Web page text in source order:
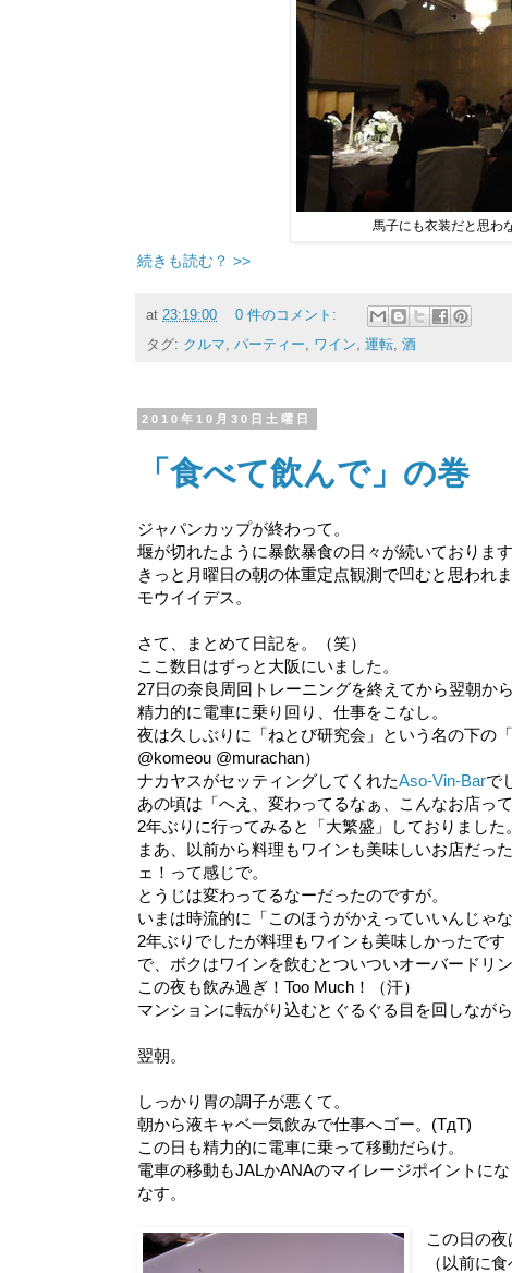
馬子にも衣装だと思わ
続きも読む？ >>
at 23:19:00
0 件のコメント:
タグ: クルマ, パーティー, ワイン, 運転, 酒
2010年10月30日土曜日
「食べて飲んで」の巻
ジャパンカップが終わって。
堰が切れたように暴飲暴食の日々が続いております
きっと月曜日の朝の体重定点観測で凹むと思われま
モウイイデス。
さて、まとめて日記を。（笑）
ここ数日はずっと大阪にいました。
27日の奈良周回トレーニングを終えてから翌朝から
精力的に電車に乗り回り、仕事をこなし。
夜は久しぶりに「ねとび研究会」という名の下の
@komeou @murachan）
ナカヤスがセッティングしてくれたAso-Vin-Barで
あの頃は「へえ、変わってるなぁ、こんなお店っ
2年ぶりに行ってみると「大繁盛」しておりました
まあ、以前から料理もワインも美味しいお店だっ
ェ！って感じで。
とうじは変わってるなーだったのですが。
いまは時流的に「このほうがかえっていいんじゃ
2年ぶりでしたが料理もワインも美味しかったです
で、ボクはワインを飲むとついついオーバードリ
この夜も飲み過ぎ！Too Much！（汗）
マンションに転がり込むとぐるぐる目を回しながら
翌朝。
しっかり胃の調子が悪くて。
朝から液キャベ一気飲みで仕事へゴー。(TдT)
この日も精力的に電車に乗って移動だらけ。
電車の移動もJALかANAのマイレージポイントに
なす。
この日の
（以前に